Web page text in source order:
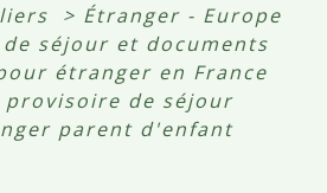
> Étranger - Europe
séjour et documents
étranger en France
de séjour
parent d'enfant